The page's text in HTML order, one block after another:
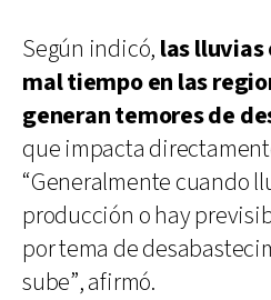
Según indicó, las lluvias
mal tiempo en las
generan temores de
que impacta
“Generalmente cuando
producción o hay
por tema de
sube”, afirmó.